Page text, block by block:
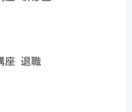
座 退職